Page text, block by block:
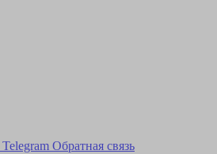
Telegram Обратная связь